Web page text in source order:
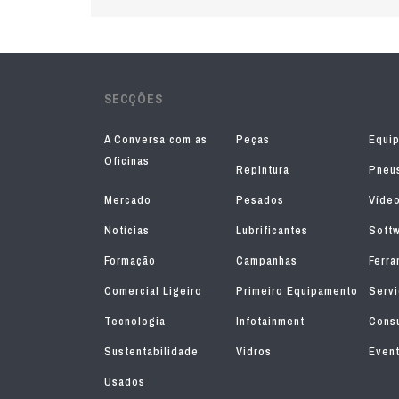
SECÇÕES
À Conversa com as
Oficinas
Peças
Repintura
Mercado
Pesados
Notícias
Lubrificantes
Formação
Campanhas
Comercial Ligeiro
Primeiro Equipamento
Tecnologia
Infotainment
Sustentabilidade
Vidros
Usados